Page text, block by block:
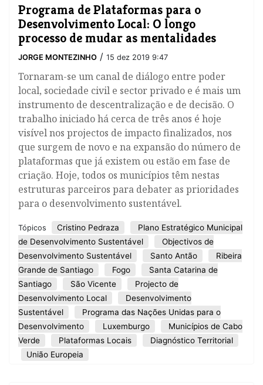
Programa de Plataformas para o
Desenvolvimento Local: O longo
processo de mudar as mentalidades
JORGE MONTEZINHO / 15 dez 2019 9:47
Tornaram-se um canal de diálogo entre poder
local, sociedade civil e sector privado e é mais um
instrumento de descentralização e de decisão. O
trabalho iniciado há cerca de três anos é hoje
visível nos projectos de impacto finalizados, nos
que surgem de novo e na expansão do número de
plataformas que já existem ou estão em fase de
criação. Hoje, todos os municípios têm nestas
estruturas parceiros para debater as prioridades
para o desenvolvimento sustentável.
Tópicos Cristino Pedraza
Plano Estratégico Municipal
de Desenvolvimento Sustentável
Objectivos de
Desenvolvimento Sustentável
Santo Antão
Ribeira
Grande de Santiago
Fogo
Santa Catarina de
Santiago
São Vicente
Projecto de
Desenvolvimento Local
Desenvolvimento
Sustentável
Programa das Nações Unidas para o
Desenvolvimento
Luxemburgo
Municípios de Cabo
Verde
Plataformas Locais
Diagnóstico Territorial
União Europeia